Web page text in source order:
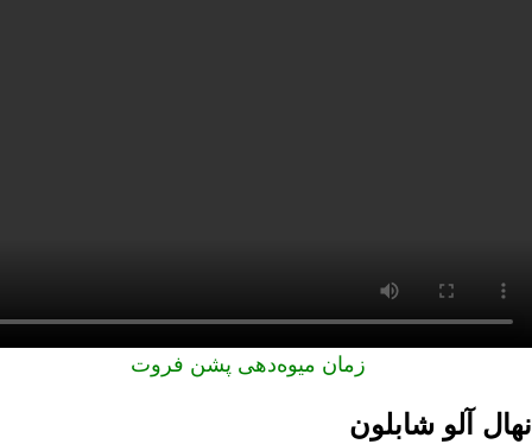
زمان میوه‌دهی پشن فروت
نهال آلو شابلون